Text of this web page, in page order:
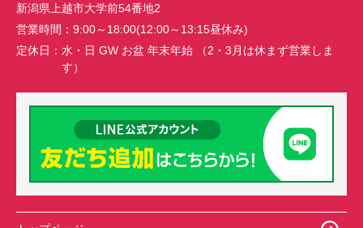
新潟県上越市大学前54番地2
営業時間： 9:00～18:00(12:00～13:15昼休み)
定休日： 水・日 GW お盆 年末年始 （2・3月は休まず営業しま
す）